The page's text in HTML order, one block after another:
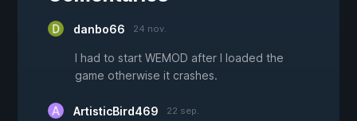
danbo66 24 nov.
I had to start WEMOD after I loaded the
game otherwise it crashes.
ArtisticBird469 22 sep.